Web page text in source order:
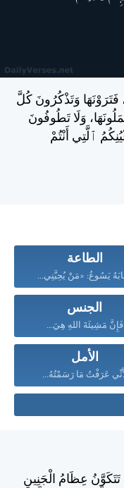
فَتَرَوْنَهَا وَتَذْكُرُونَ كُلَّ
وَلَا تَطُوفُونَ
ٱلَّتِي أَنْتُمْ
الطاعة
يَسُوعُ: «مَنْ يُحِبَّنِي...
الجنس
فَإِنَّ مَشِيئَةَ اللهِ هِيَ...
الأمل
عَرَفْتُ مَا رَسَمْتُهُ...
تَتَكَوَّنُ عِظَامُ الْجَنِينِ